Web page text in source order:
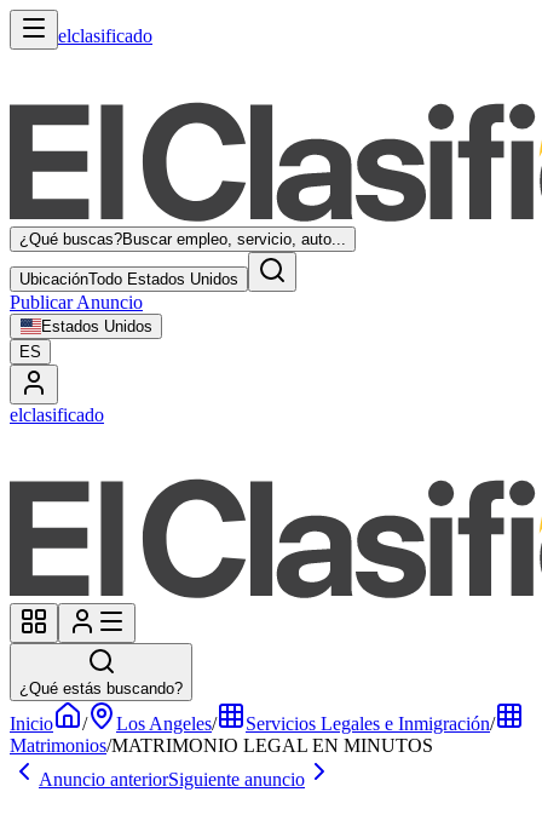
elclasificado
¿Qué buscas?Buscar empleo, servicio, auto...
UbicaciónTodo Estados Unidos
Publicar Anuncio
Estados Unidos
ES
elclasificado
¿Qué estás buscando?
Inicio / Los Angeles/ Servicios Legales e Inmigración/
Matrimonios/MATRIMONIO LEGAL EN MINUTOS
Anuncio anteriorSiguiente anuncio